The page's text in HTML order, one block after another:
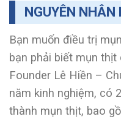
NGUYÊN
Bạn muốn điều trị
bạn phải biết mụn
Founder Lê Hiền –
năm kinh nghiệm, có
thành mụn thịt, bao